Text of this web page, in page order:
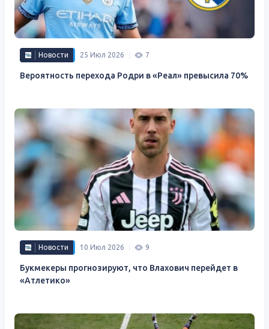
Новости 25 Июл 2026 7
Вероятность перехода Родри в «Реал» превысила 70%
Новости 10 Июл 2026 9
Букмекеры прогнозируют, что Влахович перейдет в
«Атлетико»